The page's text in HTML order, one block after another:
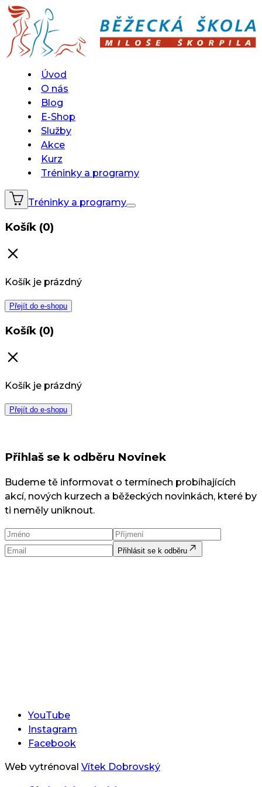
Úvod
O nás
Blog
E-Shop
Služby
Akce
Kurz
Tréninky a programy
Tréninky a programy
Košík (0)
Košík je prázdný
Přejít do e-shopu
Košík (0)
Košík je prázdný
Přejít do e-shopu
Přihlaš se k odběru Novinek
Budeme tě informovat o termínech probíhajících
akcí, nových kurzech a běžeckých novinkách, které by
ti neměly uniknout.
Přihlásit se k odběru
YouTube
Instagram
Facebook
Web vytrénoval Vítek Dobrovský